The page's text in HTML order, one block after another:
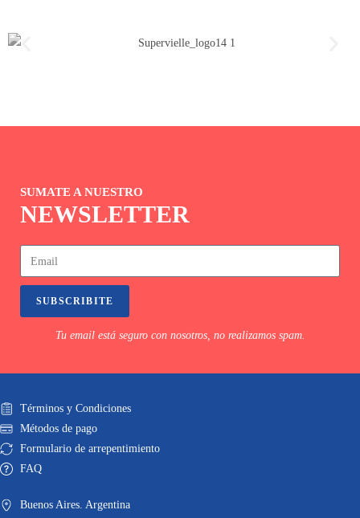
SUMATE A NUESTRO
NEWSLETTER
SUBSCRIBITE
Tu email está seguro con nosotros, no realizamos spam.
Términos y Condiciones
Métodos de pago
Formulario de arrepentimiento
FAQ
Buenos Aires. Argentina